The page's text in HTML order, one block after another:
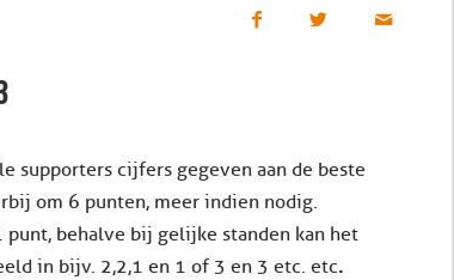
supporters cijfers gegeven aan de beste
om 6 punten, meer indien nodig.
behalve bij gelijke standen kan het
in bijv. 2,2,1 en 1 of 3 en 3 etc. etc.